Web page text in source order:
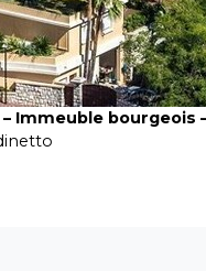
Immeuble bourgeois